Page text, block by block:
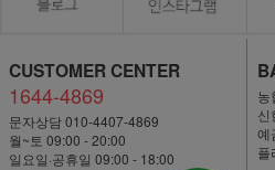
CUSTOMER CENTER
1644-4869
문자상담 010-4407-4869
월~토 09:00 - 20:00
일요일·공휴일 09:00 - 18:00
농
신
예
플